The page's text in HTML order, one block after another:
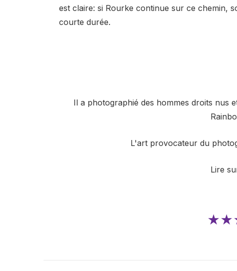
est claire: si Rourke continue sur ce chemin,
courte durée.
Il a photographié des hommes droits nus
L'art provocateur du
Lire